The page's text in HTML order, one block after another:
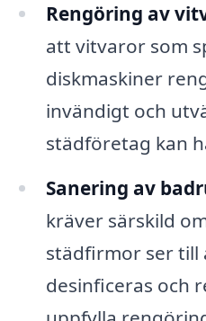
Rengöring av
att vitvaror som
diskmaskiner
invändigt och
städföretag kan
Sanering av
kräver särskild
städfirmor ser till
desinficeras och